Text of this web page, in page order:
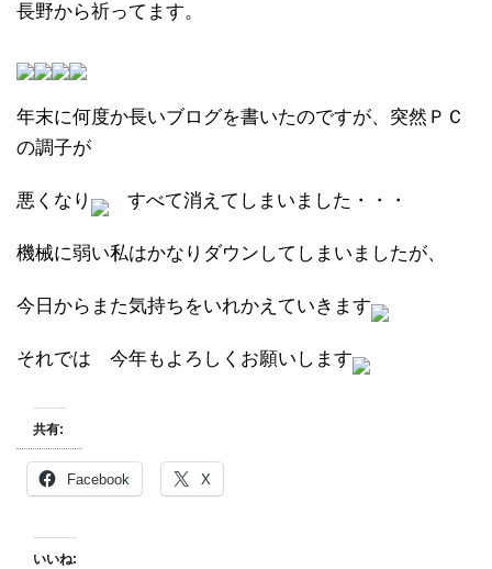
長野から祈ってます。
年末に何度か長いブログを書いたのですが、突然ＰＣ
の調子が
悪くなり すべて消えてしまいました・・・
機械に弱い私はかなりダウンしてしまいましたが、
今日からまた気持ちをいれかえていきます
それでは 今年もよろしくお願いします
共有:
Facebook X
いいね: